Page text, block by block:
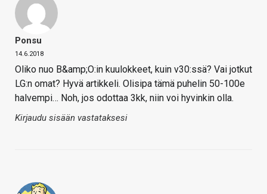
Ponsu
14.6.2018
Oliko nuo B&amp;O:in kuulokkeet, kuin v30:ssä? Vai jotkut
LG:n omat? Hyvä artikkeli. Olisipa tämä puhelin 50-100e
halvempi… Noh, jos odottaa 3kk, niin voi hyvinkin olla.
Kirjaudu sisään vastataksesi